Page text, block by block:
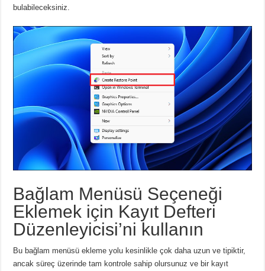
bulabileceksiniz.
Bağlam Menüsü Seçeneği
Eklemek için Kayıt Defteri
Düzenleyicisi’ni kullanın
Bu bağlam menüsü ekleme yolu kesinlikle çok daha uzun ve tipiktir,
ancak süreç üzerinde tam kontrole sahip olursunuz ve bir kayıt